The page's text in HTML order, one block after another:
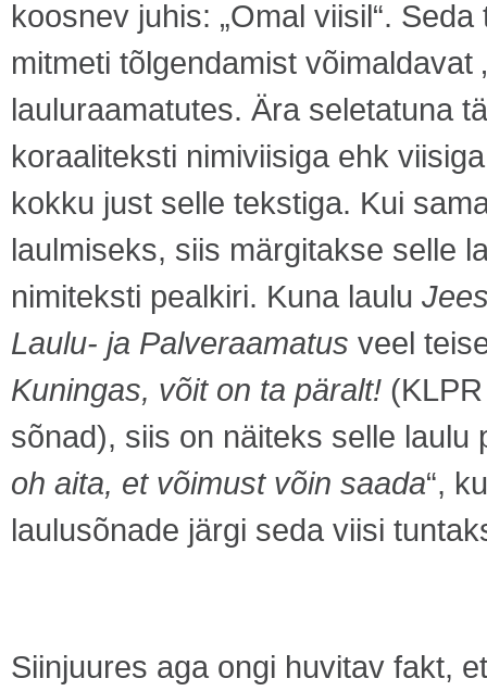
koosnev juhis: „Omal viisil“.
mitmeti tõlgendamist
lauluraamatutes. Ära seletatuna
koraaliteksti nimiviisiga ehk
kokku just selle tekstiga. Kui
laulmiseks, siis märgitakse selle
nimiteksti pealkiri. Kuna laulu
Laulu- ja Palveraamatus veel
Kuningas, võit on ta päralt!
sõnad), siis on näiteks selle laulu
oh aita, et võimust võin saada“,
laulusõnade järgi seda viisi
Siinjuures aga ongi huvitav fakt,